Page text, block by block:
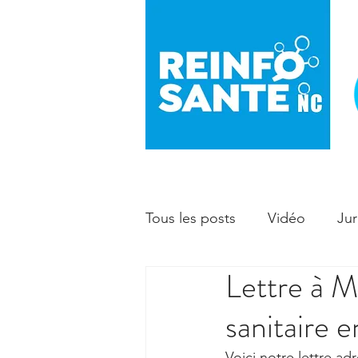
Tous les posts Vidéo
Prévention Enfant -
Lettre à
sanitaire